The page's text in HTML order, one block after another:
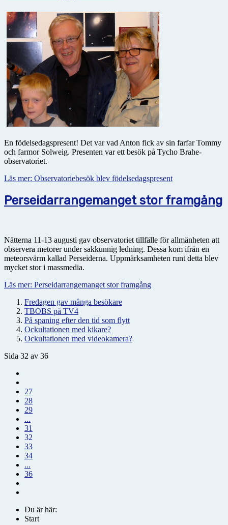
En födelsedagspresent! Det var vad Anton fick av sin farfar Tommy
och farmor Solweig. Presenten var ett besök på Tycho Brahe-
observatoriet.
Läs mer: Observatoriebesök blev födelsedagspresent
Perseidarrangemanget stor framgång
Nätterna 11-13 augusti gav observatoriet tillfälle för allmänheten att
observera metorer under sakkunnig ledning. Dessa kom ifrån en
meteorsvärm kallad Perseiderna. Uppmärksamheten runt detta blev
mycket stor i massmedia.
Läs mer: Perseidarrangemanget stor framgång
Fredagen gav många besökare
TBOBS på TV4
På spaning efter den tid som flytt
Ockultationen med kikare?
Ockultationen med videokamera?
Sida 32 av 36
27
28
29
...
31
32
33
34
...
36
Du är här:
Start